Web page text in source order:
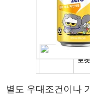
별도 우대조건이나